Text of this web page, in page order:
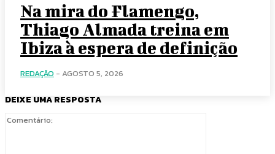
Na mira do Flamengo,
Thiago Almada treina em
Ibiza à espera de definição
REDAÇÃO - AGOSTO 5, 2026
DEIXE UMA RESPOSTA